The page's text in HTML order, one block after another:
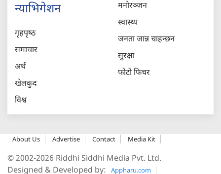
न्याभिगेशन
गृहपृष्‍ठ
समाचार
अर्थ
खेलकुद
विश्व
मनोरञ्जन
स्वास्थ्य
जनता जान्न चाहन्छन
सुरक्षा
फोटो फिचर
About Us Advertise Contact Media Kit
© 2002-2026 Riddhi Siddhi Media Pvt. Ltd.
Designed & Developed by:
Appharu.com